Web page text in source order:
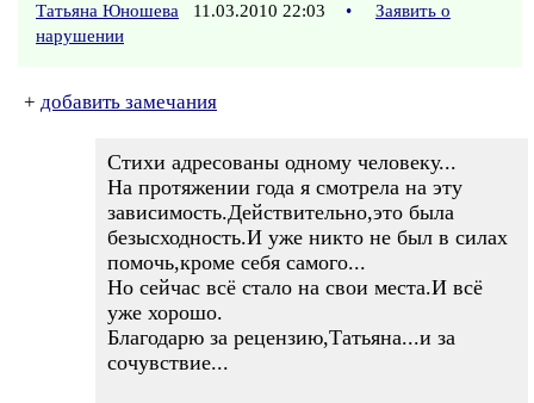
Татьяна Юношева 11.03.2010 22:03 •
Заявить о
нарушении
+ добавить замечания
Стихи адресованы одному человеку...
На протяжении года я смотрела на эту
зависимость.Действительно,это была
безысходность.И уже никто не был в силах
помочь,кроме себя самого...
Но сейчас всё стало на свои места.И всё
уже хорошо.
Благодарю за рецензию,Татьяна...и за
сочувствие...